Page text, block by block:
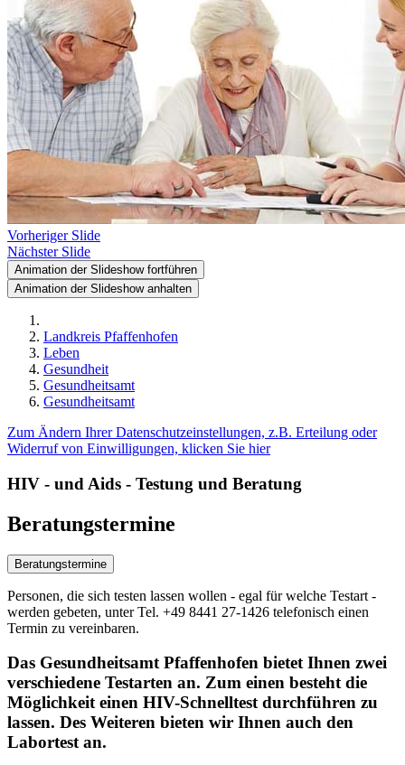
Vorheriger Slide
Nächster Slide
Animation der Slideshow fortführen
Animation der Slideshow anhalten
Landkreis Pfaffenhofen
Leben
Gesundheit
Gesundheitsamt
Gesundheitsamt
Zum Ändern Ihrer Datenschutzeinstellungen, z.B. Erteilung oder
Widerruf von Einwilligungen, klicken Sie hier
HIV - und Aids - Testung und Beratung
Beratungstermine
Beratungstermine
Personen, die sich testen lassen wollen - egal für welche Testart -
werden gebeten, unter Tel. +49 8441 27-1426 telefonisch einen
Termin zu vereinbaren.
Das Gesundheitsamt Pfaffenhofen bietet Ihnen zwei
verschiedene Testarten an. Zum einen besteht die
Möglichkeit einen HIV-Schnelltest durchführen zu
lassen. Des Weiteren bieten wir Ihnen auch den
Labortest an.